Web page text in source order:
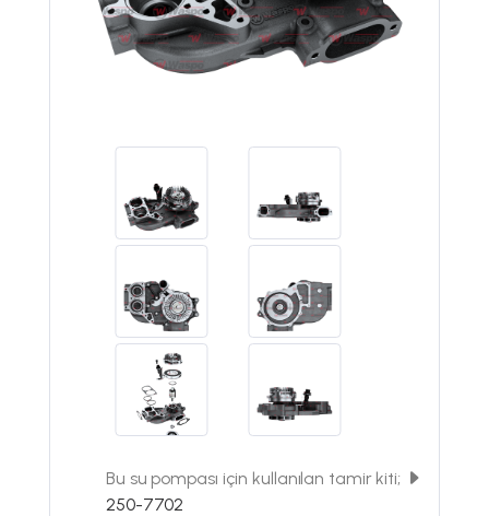
Bu su pompası için kullanılan tamir kiti;
250-7702